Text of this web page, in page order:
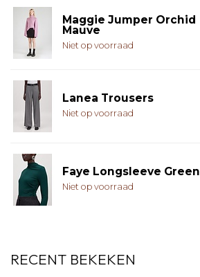
Maggie Jumper Orchid
Mauve
Niet op voorraad
Lanea Trousers
Niet op voorraad
Faye Longsleeve Green
Niet op voorraad
RECENT BEKEKEN